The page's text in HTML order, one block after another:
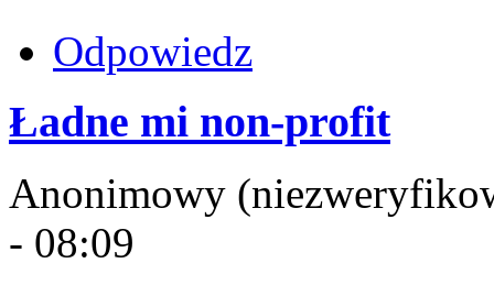
Odpowiedz
Ładne mi non-profit
Anonimowy
- 08:09